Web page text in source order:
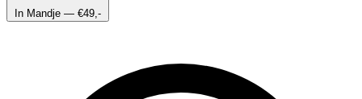
In Mandje — €49,-